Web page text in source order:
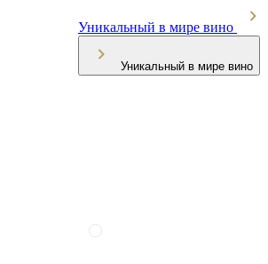
Уникальный в мире вино
Уникальный в мире вино